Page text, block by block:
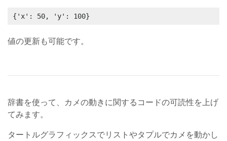
{'x': 50, 'y': 100}
値の更新も可能です。
辞書を使って、カメの動きに関するコードの可読性を上げ
てみます。
タートルグラフィックスでリストやタプルでカメを動かし